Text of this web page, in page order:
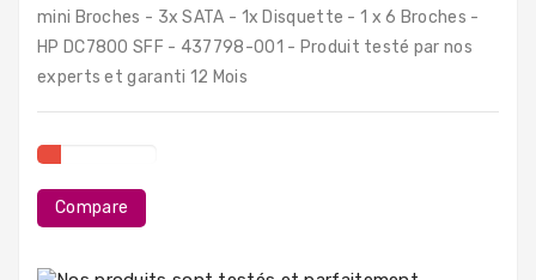
Composants
PC
Destockage
mini Broches - 3x SATA - 1x Disquette - 1 x 6 Broches -
HP DC7800 SFF - 437798-001 - Produit testé par nos
experts et garanti 12 Mois
Compare